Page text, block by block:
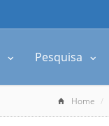
Pesquisa
Home